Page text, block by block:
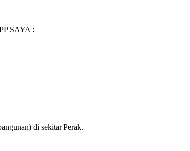
SAYA :
di sekitar Perak.